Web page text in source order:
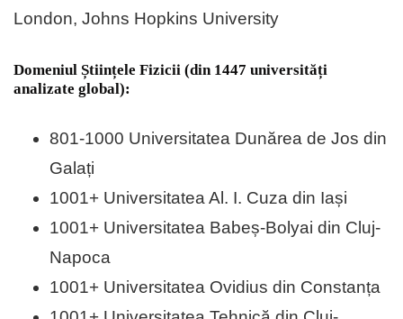
London, Johns Hopkins University
Domeniul Științele Fizicii (din 1447 universități
analizate global):
801-1000 Universitatea Dunărea de Jos din
Galați
1001+ Universitatea Al. I. Cuza din Iași
1001+ Universitatea Babeș-Bolyai din Cluj-
Napoca
1001+ Universitatea Ovidius din Constanța